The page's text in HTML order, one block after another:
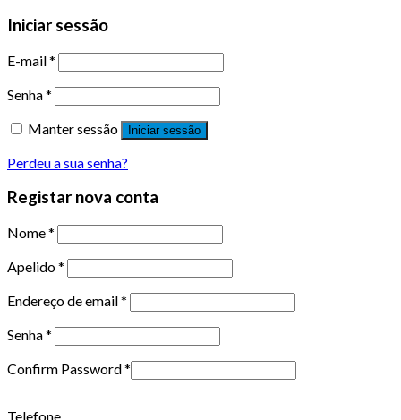
Iniciar sessão
E-mail*
Senha*
Manter sessão
Iniciar sessão
Perdeu a sua senha?
Registar nova conta
Nome*
Apelido*
Endereço de email*
Senha*
Confirm Password*
Telefone